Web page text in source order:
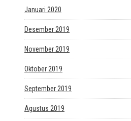
Januari 2020
Desember 2019
November 2019
Oktober 2019
September 2019
Agustus 2019